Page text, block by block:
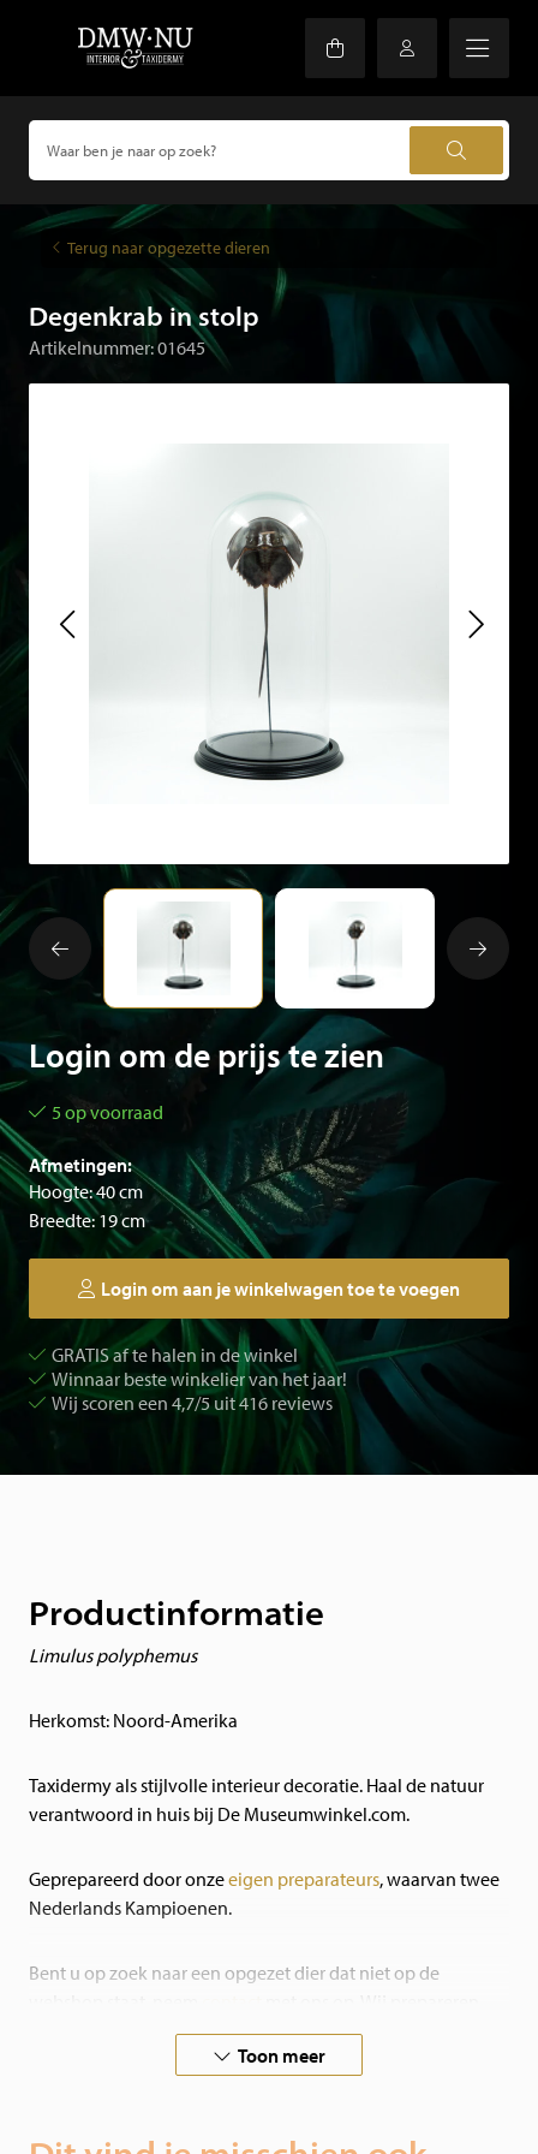
Terug naar opgezette dieren
Degenkrab in stolp
Artikelnummer: 01645
Login om de prijs te zien
5 op voorraad
Afmetingen:
Hoogte: 40 cm
Breedte: 19 cm
Login om aan je winkelwagen toe te voegen
GRATIS af te halen in de winkel
Winnaar beste winkelier van het jaar!
Wij scoren een 4,7/5 uit 416 reviews
Productinformatie
Limulus polyphemus
Herkomst: Noord-Amerika
Taxidermy als stijlvolle interieur decoratie. Haal de natuur
verantwoord in huis bij De Museumwinkel.com.
Geprepareerd door onzeeigen preparateurs, waarvan twee
Nederlands Kampioenen.
Bent u op zoek naar een opgezet dier dat niet op de
Toon meer